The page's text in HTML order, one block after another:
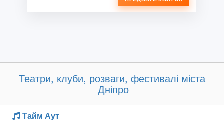
Театри, клуби, розваги, фестивалі міста
Дніпро
Тайм Аут